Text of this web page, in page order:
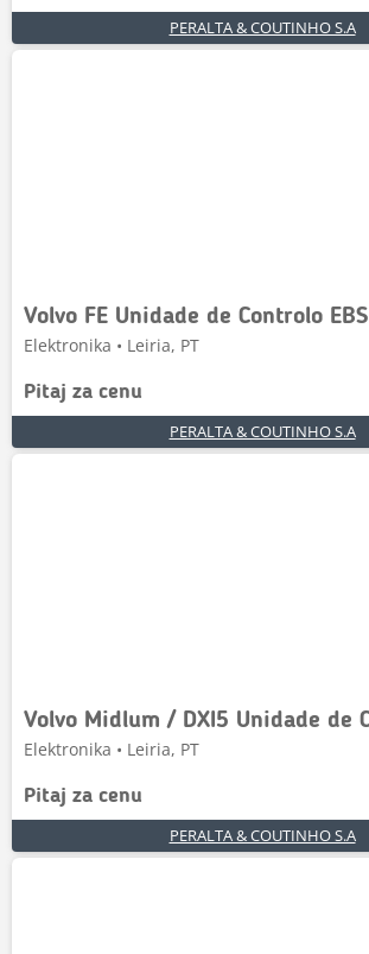
PERALTA & COUTINHO S.A
Volvo FE Unidade de Controlo EBS
Elektronika • Leiria, PT
Pitaj za cenu
PERALTA & COUTINHO S.A
Elektronika • Leiria, PT
Pitaj za cenu
PERALTA & COUTINHO S.A